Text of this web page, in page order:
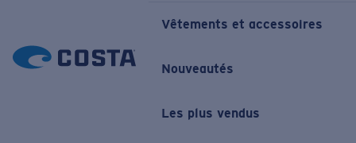
Vêtements et accessoires
Nouveautés
Les plus vendus